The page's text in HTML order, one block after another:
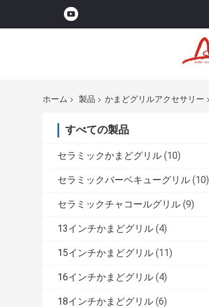
ホーム 製品 かまどグリルアクセサリー
すべての製品
セラミックかまどグリル (10)
セラミックバーベキューグリル (10)
セラミックチャコールグリル (9)
13インチかまどグリル (4)
15インチかまどグリル (11)
16インチかまどグリル (4)
18インチかまどグリル (6)